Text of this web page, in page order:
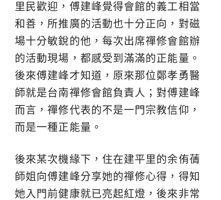
里民歡迎，傅建峰覺得會館的義工相當
和善，所推廣的活動也十分正向，對磁
場十分敏銳的他，每次出席禪修會館辦
的活動現場，都感受到滿滿的正能量。
後來傅建峰才知道，原來那位鄭孝勇醫
師就是台南禪修會館負責人；對傅建峰
而言，禪修代表的不是一門宗教信仰，
而是一種正能量。
後來某次機緣下，住在建平里的余侑蒨
師姐向傅建峰分享她的禪修心得，得知
她入門前健康就已亮起紅燈，後來非常